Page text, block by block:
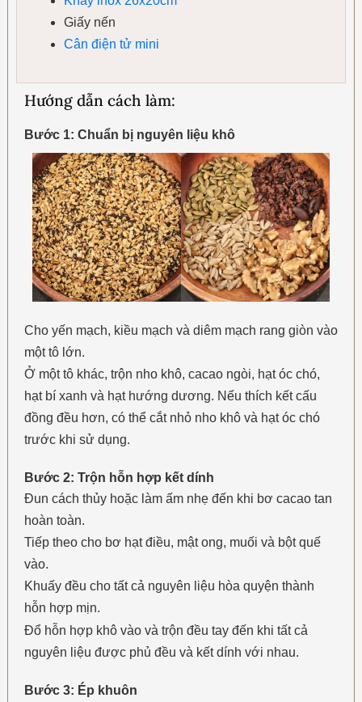
Giấy nến
Cân điện tử mini
Hướng dẫn cách làm:
Bước 1: Chuẩn bị nguyên liệu khô
Cho yến mạch, kiều mạch và diêm mạch rang giòn vào
một tô lớn.
Ở một tô khác, trộn nho khô, cacao ngòi, hạt óc chó,
hạt bí xanh và hạt hướng dương. Nếu thích kết cấu
đồng đều hơn, có thể cắt nhỏ nho khô và hạt óc chó
trước khi sử dụng.
Bước 2: Trộn hỗn hợp kết dính
Đun cách thủy hoặc làm ấm nhẹ đến khi bơ cacao tan
hoàn toàn.
Tiếp theo cho bơ hạt điều, mật ong, muối và bột quế
vào.
Khuấy đều cho tất cả nguyên liệu hòa quyện thành
hỗn hợp mịn.
Đổ hỗn hợp khô vào và trộn đều tay đến khi tất cả
nguyên liệu được phủ đều và kết dính với nhau.
Bước 3: Ép khuôn